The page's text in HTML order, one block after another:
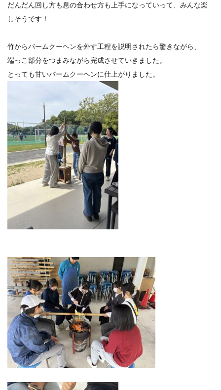
だんだん回し方も息の合わせ方も上手になっていって、みんな楽
しそうです！
竹からバームクーヘンを外す工程を説明されたら驚きながら、
端っこ部分をつまみながら完成させていきました。
とっても甘いバームクーヘンに仕上がりました。